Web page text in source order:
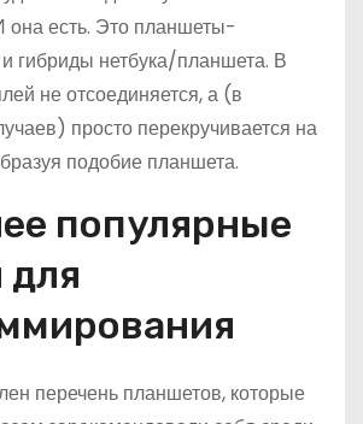
она есть. Это планшеты-
гибриды нетбука/планшета. В
не отсоединяется, а (в
просто перекручивается на
подобие планшета.
популярные
для
перечень планшетов, которые